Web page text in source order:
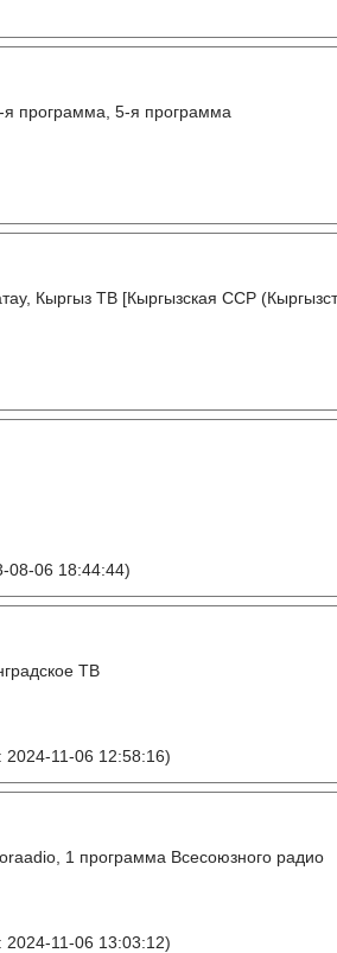
программа, 5-я программа
Кыргыз ТВ [Кыргызская ССР
08-06 18:44:44)
ТВ
2024-11-06 12:58:16)
1 программа Всесоюзного радио
2024-11-06 13:03:12)